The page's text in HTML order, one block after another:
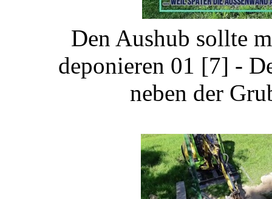
Den Aushub sollte
deponieren 01 [7] -
neben der